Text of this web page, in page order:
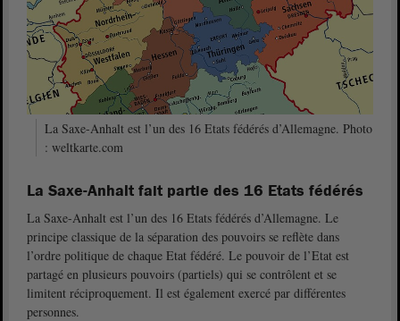
La Saxe-Anhalt est l’un des 16 Etats fédérés d’Allemagne. Photo
: weltkarte.com
La Saxe-Anhalt fait partie des 16 Etats fédérés
La Saxe-Anhalt est l’un des 16 Etats fédérés d’Allemagne. Le
principe classique de la séparation des pouvoirs se reflète dans
l’ordre politique de chaque Etat fédéré. Le pouvoir de l’Etat est
partagé en plusieurs pouvoirs (partiels) qui se contrôlent et se
limitent réciproquement. Il est également exercé par différentes
personnes.